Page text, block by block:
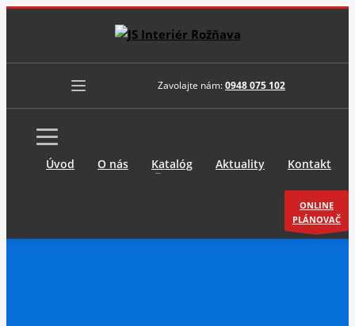
Zavolajte nám:0948 075 102
Úvod O nás Katalóg Aktuality Kontakt
ONLINE
PLÁNOVAČ